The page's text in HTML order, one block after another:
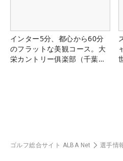
インター5分、都心から60分
のフラットな美観コース。大
栄カントリー俱楽部（千葉
ゴルフ総合サイト ALBA Net 選手情